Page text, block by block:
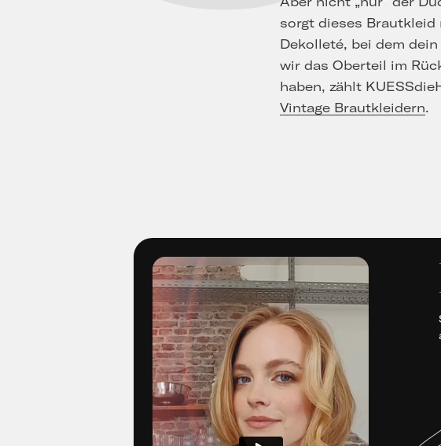
sorgt dieses
Dekolleté, bei dem
wir das Oberteil im
haben, zählt
Vintage Brautkleidern.